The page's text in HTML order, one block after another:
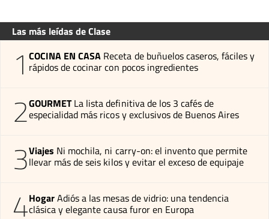
Las más leídas de Clase
1 COCINA EN CASA Receta de buñuelos caseros, fáciles y
rápidos de cocinar con pocos ingredientes
2GOURMET La lista definitiva de los 3 cafés de
especialidad más ricos y exclusivos de Buenos Aires
3Viajes Ni mochila, ni carry-on: el invento que permite
llevar más de seis kilos y evitar el exceso de equipaje
4HogarAdiós a las mesas de vidrio: una tendencia
clásica y elegante causa furor en Europa